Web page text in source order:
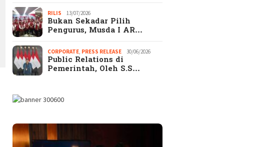
RILIS 13/07/2026
Bukan Sekadar Pilih
Pengurus, Musda I AR…
CORPORATE PRESS RELEASE 30/06/2026
Public Relations di
Pemerintah, Oleh S.S…